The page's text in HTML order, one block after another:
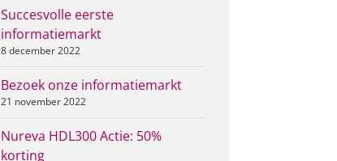
Succesvolle eerste
informatiemarkt
8 december 2022
Bezoek onze informatiemarkt
21 november 2022
Nureva HDL300 Actie: 50%
korting